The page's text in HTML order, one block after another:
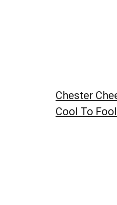
Chester
Cool To Fool